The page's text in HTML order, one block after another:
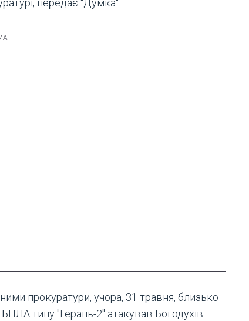
передає "Думка".
прокуратури, учора, 31 травня, близько
типу "Герань-2" атакував Богодухів.